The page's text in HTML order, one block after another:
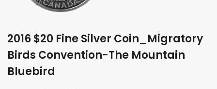
2016 $20 Fine Silver Coin_Migratory
Birds Convention-The Mountain
Bluebird